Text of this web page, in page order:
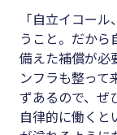
「自立イコー
うこと。だか
備えた補償が必
ンフラも整って
ずあるので、ぜ
自律的に働くと